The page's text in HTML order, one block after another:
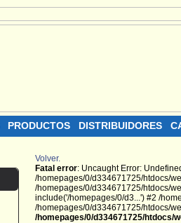
PRODUCTOS DISTRIBUIDORES
Volver.
Fatal error: Uncaught Error:
/homepages/0/d334671725/htdocs/
/homepages/0/d334671725/htdocs/
include('/homepages/0/d3...') #2 /
/homepages/0/d334671725/htdocs/
/homepages/0/d334671725/htdocs/